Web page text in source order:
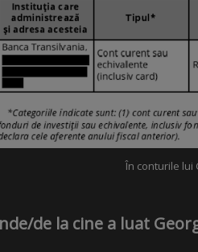
În conturile lui
de la cine a luat